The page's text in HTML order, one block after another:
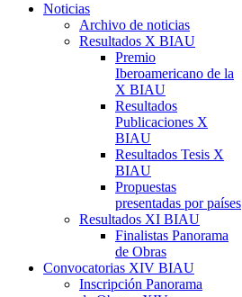
Noticias
Archivo de noticias
Resultados X BIAU
Premio
Iberoamericano de la
X BIAU
Resultados
Publicaciones X
BIAU
Resultados Tesis X
BIAU
Propuestas
presentadas por países
Resultados XI BIAU
Finalistas Panorama
de Obras
Convocatorias XIV BIAU
Inscripción Panorama